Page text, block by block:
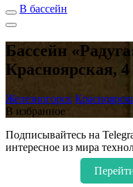
В бассейн
Бассейн
Красноярская, 4
Железногорск
В избранное
Подписывайтесь на
интересное из мира